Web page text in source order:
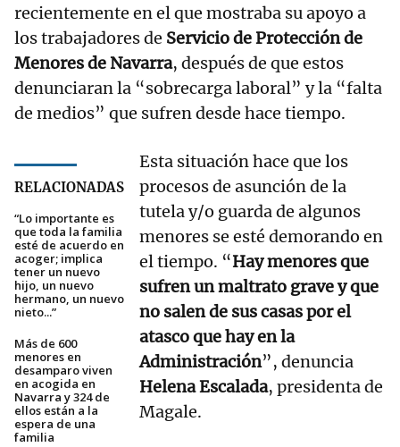
recientemente en el que mostraba su apoyo a
los trabajadores de Servicio de Protección de
Menores de Navarra, después de que estos
denunciaran la “sobrecarga laboral” y la “falta
de medios” que sufren desde hace tiempo.
RELACIONADAS
“Lo importante es
que toda la familia
esté de acuerdo en
acoger; implica
tener un nuevo
hijo, un nuevo
hermano, un nuevo
nieto...”
Más de 600
menores en
desamparo viven
en acogida en
Navarra y 324 de
ellos están a la
espera de una
familia
Esta situación hace que los
procesos de asunción de la
tutela y/o guarda de algunos
menores se esté demorando en
el tiempo. “Hay menores que
sufren un maltrato grave y que
no salen de sus casas por el
atasco que hay en la
Administración”, denuncia
Helena Escalada, presidenta de
Magale.